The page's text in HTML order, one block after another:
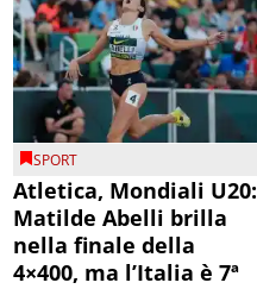
SPORT
Atletica, Mondiali U20:
Matilde Abelli brilla
nella finale della
4×400, ma l’Italia è 7ª